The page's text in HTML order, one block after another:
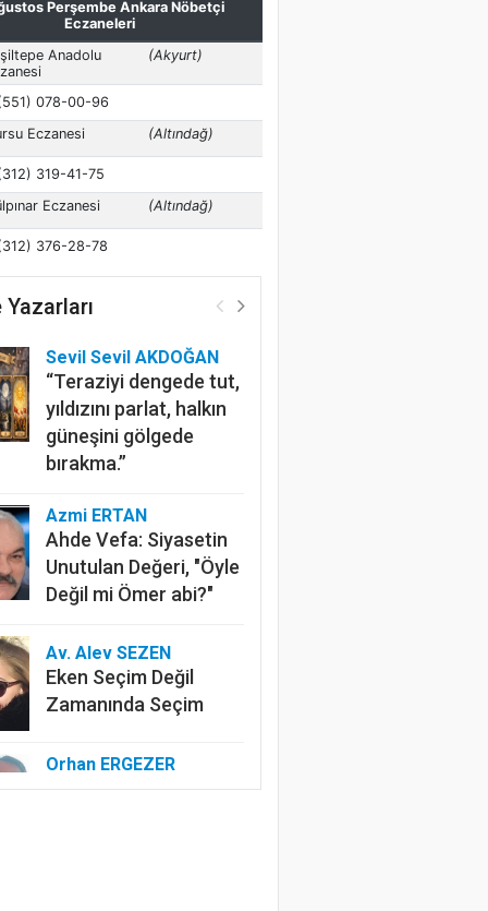
Yazarları
Sevil Sevil AKDOĞAN
“Teraziyi dengede tut,
yıldızını parlat, halkın
güneşini gölgede
bırakma.”
Azmi ERTAN
Ahde Vefa: Siyasetin
Unutulan Değeri, "Öyle
Değil mi Ömer abi?"
Av. Alev SEZEN
Eken Seçim Değil
Zamanında Seçim
Orhan ERGEZER
Kelimelerle Başlayan